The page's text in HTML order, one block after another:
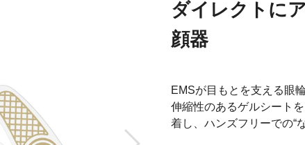
ダイレクトに
顔器
EMSが目もとを支える眼
伸縮性のあるゲルシート
着し、ハンズフリーでの“